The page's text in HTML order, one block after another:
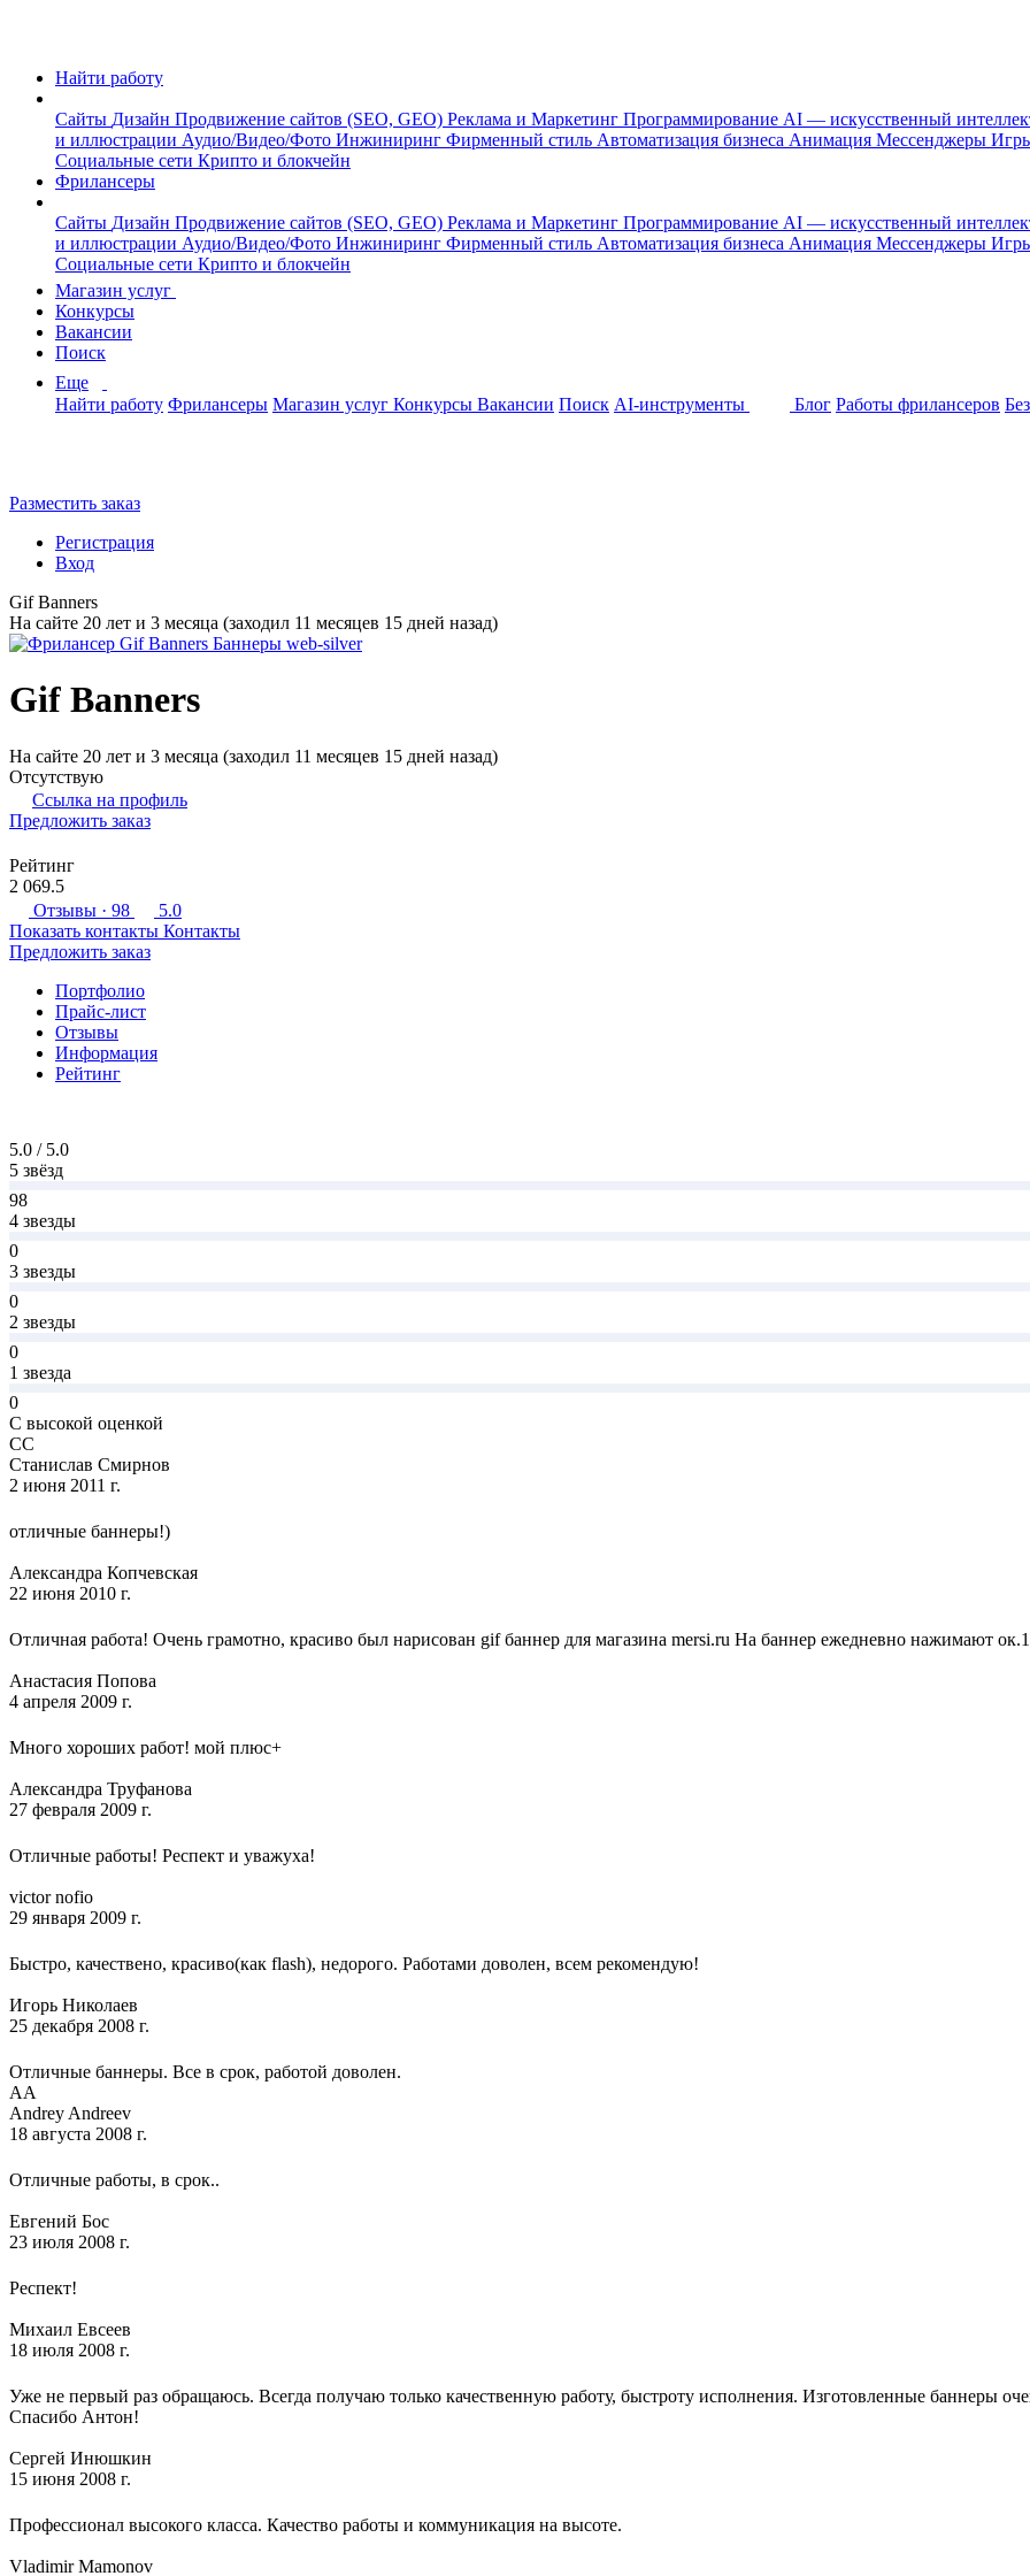
Найти работу
Сайты Дизайн Продвижение сайтов (SEO, GEO) Реклама и Маркетинг Программирование AI — искусственный
и иллюстрации Аудио/Видео/Фото Инжиниринг Фирменный стиль Автоматизация бизнеса Анимация Мессенджеры
Социальные сети Крипто и блокчейн
Фрилансеры
Сайты Дизайн Продвижение сайтов (SEO, GEO) Реклама и Маркетинг Программирование AI — искусственный
и иллюстрации Аудио/Видео/Фото Инжиниринг Фирменный стиль Автоматизация бизнеса Анимация Мессенджеры
Социальные сети Крипто и блокчейн
Магазин услуг
Конкурсы
Вакансии
Поиск
Еще
Найти работу Фрилансеры Магазин услуг Конкурсы Вакансии Поиск AI-инструменты Блог Работы фрилансеров
Разместить заказ
Регистрация
Вход
Gif Banners
На сайте 20 лет и 3 месяца (заходил 11 месяцев 15 дней назад)
Gif Banners
На сайте 20 лет и 3 месяца (заходил 11 месяцев 15 дней назад)
Отсутствую
Ссылка на профиль
Предложить заказ
Рейтинг
2 069.5
Отзывы · 98
5.0
Показать контакты Контакты
Предложить заказ
Портфолио
Прайс-лист
Отзывы
Информация
Рейтинг
5.0 / 5.0
5 звёзд
98
4 звезды
0
3 звезды
0
2 звезды
0
1 звезда
0
С высокой оценкой
СС
Станислав Смирнов
2 июня 2011 г.
отличные баннеры!)
Александра Копчевская
22 июня 2010 г.
Отличная работа! Очень грамотно, красиво был нарисован gif баннер для магазина mersi.ru На баннер ежедневно нажимают
Анастасия Попова
4 апреля 2009 г.
Много хороших работ! мой плюс+
Александра Труфанова
27 февраля 2009 г.
Отличные работы! Респект и уважуха!
victor nofio
29 января 2009 г.
Быстро, качествено, красиво(как flash), недорого. Работами доволен, всем рекомендую!
Игорь Николаев
25 декабря 2008 г.
Отличные баннеры. Все в срок, работой доволен.
AA
Andrey Andreev
18 августа 2008 г.
Отличные работы, в срок..
Евгений Бос
23 июля 2008 г.
Респект!
Михаил Евсеев
18 июля 2008 г.
Уже не первый раз обращаюсь. Всегда получаю только качественную работу, быстроту исполнения. Изготовленные баннеры
Спасибо Антон!
Сергей Инюшкин
15 июня 2008 г.
Профессионал высокого класса. Качество работы и коммуникация на высоте.
Vladimir Mamonov